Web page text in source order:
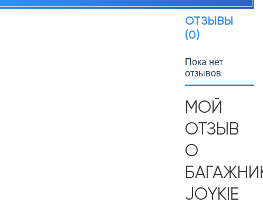
ОТЗЫВЫ
(0)
Пока нет
отзывов
МОЙ
ОТЗЫВ
О
JOYKIE